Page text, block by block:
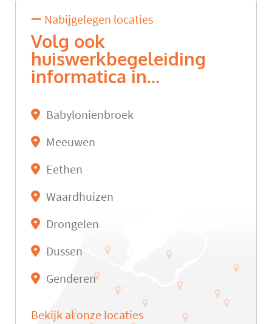
Nabijgelegen locaties
Volg ook
huiswerkbegeleiding
informatica in...
Babylonienbroek
Meeuwen
Eethen
Waardhuizen
Drongelen
Dussen
Genderen
Bekijk al onze locaties